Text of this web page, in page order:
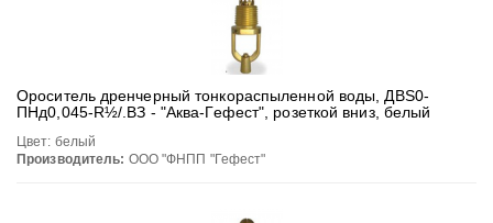
Ороситель дренчерный тонкораспыленной воды, ДВS0-
ПНд0,045-R½/.ВЗ - "Аква-Гефест", розеткой вниз, белый
Цвет: белый
Производитель: ООО "ФНПП "Гефест"